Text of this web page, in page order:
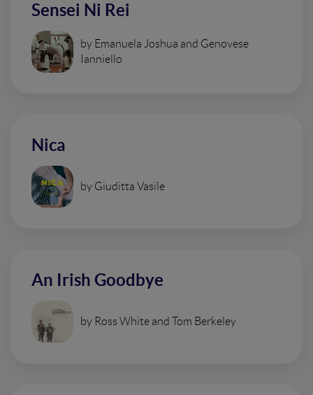
Sensei Ni Rei
by Emanuela Joshua and Genovese
Ianniello
Nica
by Giuditta Vasile
An Irish Goodbye
by Ross White and Tom Berkeley